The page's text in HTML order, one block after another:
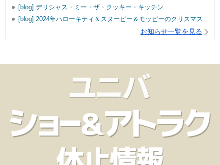
[blog] デリシャス・ミー・ザ・クッキー・キッチン
[blog] 2024年ハローキティ＆スヌーピー＆モッピーのクリスマスグッズ♡
お知らせ一覧を見る